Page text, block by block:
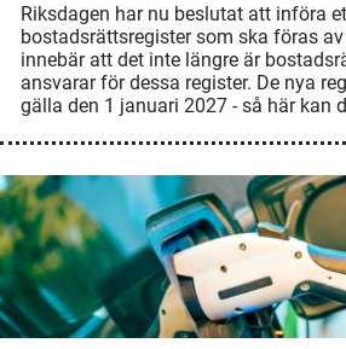
Riksdagen har nu beslutat att införa
bostadsrättsregister som ska föras
innebär att det inte längre är
ansvarar för dessa register. De nya
gälla den 1 januari 2027 - så här kan